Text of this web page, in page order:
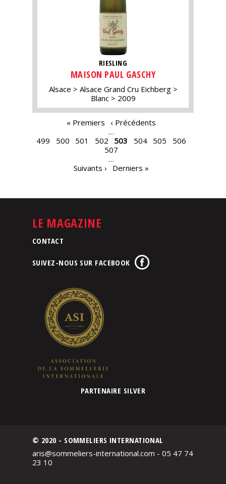
RIESLING
MAISON PAUL GASCHY
Alsace
Alsace Grand Cru Eichberg
Blanc
2009
« Premiers
‹ Précédents
…
499
500 501 502 503 504 505
506
507
…
Suivants ›
Derniers »
LE MAGAZINE
CONTACT
SUIVEZ-NOUS SUR FACEBOOK
PARTENAIRE SILVER
© 2020 - SOMMELIERS INTERNATIONAL
aris@sommeliers-international.com - 05 47 74
23 10